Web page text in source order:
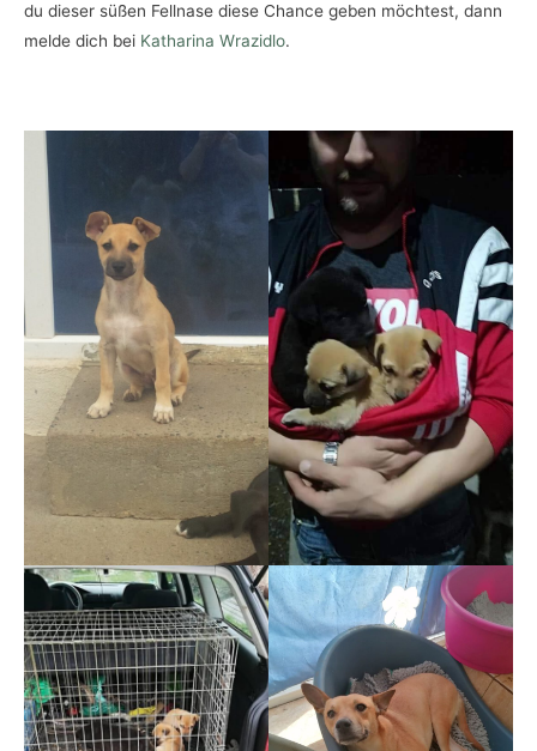
du dieser süßen Fellnase diese Chance geben möchtest, dann
melde dich bei Katharina Wrazidlo.